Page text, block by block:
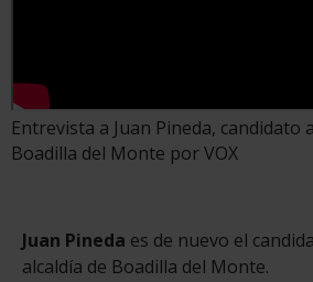
Entrevista a Juan Pineda, candidato
Boadilla del Monte por VOX
Juan Pineda es de nuevo el
alcaldía de Boadilla del Monte.